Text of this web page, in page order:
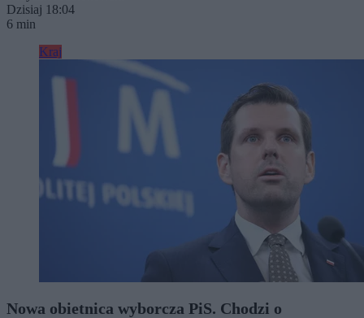
Dzisiaj 18:04
6 min
Kraj
Nowa obietnica wyborcza PiS. Chodzi o